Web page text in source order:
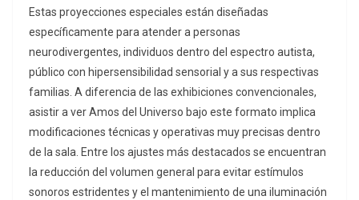
Estas proyecciones especiales están diseñadas
específicamente para atender a personas
neurodivergentes, individuos dentro del espectro autista,
público con hipersensibilidad sensorial y a sus respectivas
familias. A diferencia de las exhibiciones convencionales,
asistir a ver Amos del Universo bajo este formato implica
modificaciones técnicas y operativas muy precisas dentro
de la sala. Entre los ajustes más destacados se encuentran
la reducción del volumen general para evitar estímulos
sonoros estridentes y el mantenimiento de una iluminación